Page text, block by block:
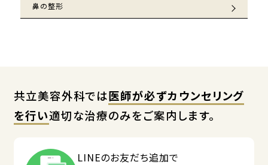
鼻の整形
共立美容外科では医師が必ずカウンセリング
を行い適切な治療のみをご案内します。
LINEのお友だち追加で